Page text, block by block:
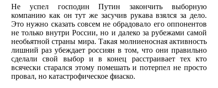
Не успел господин Путин закончить выборную
компанию как он тут же засучив рукава взялся за дело.
Это нужно сказать совсем не обрадовало его оппонентов
не только внутри России, но и далеко за рубежами самой
необьятной страны мира. Такая молниеносная активность
лишний раз убеждает россиян в том, что они правильно
сделали свой выбор и в конец расстраивает тех кто
всячески старался этому помешать и потерпел не просто
провал, но катастрофическое фиаско.